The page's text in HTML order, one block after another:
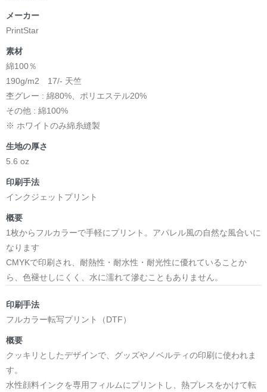
メーカー
PrintStar
素材
綿100％
190g/m2 17/- 天竺
杢グレー : 綿80%、ポリエステル20%
その他 : 綿100%
※ ホワイトのみ綿糸縫製
生地の厚さ
5.6 oz
印刷手法
インクジェットプリント
概要
1枚からフルカラーで手軽にプリント。アパレル風の自然な風合いに
なります
CMYKで印刷され、耐熱性・耐水性・耐光性に優れていることか
ら、色褪せしにくく、水に濡れて滲むこともありません。
印刷手法
フルカラー転写プリント（DTF）
概要
クッキリとしたデザインで、グッズやノベルティの印刷に使われま
す。
水性顔料インクを専用フィルムにプリントし、熱プレスをかけて転